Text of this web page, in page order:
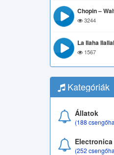
Chopin –
3244
La Ilaha
1567
Kategóriák
Állatok
(188
Electronica
(252